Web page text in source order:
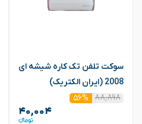
سوکت تلفن تک کاره شیشه ای
2008 (ایران الکتریک)
۸۸,۸۹۸
۵۶%
۴۰,۰۰۴